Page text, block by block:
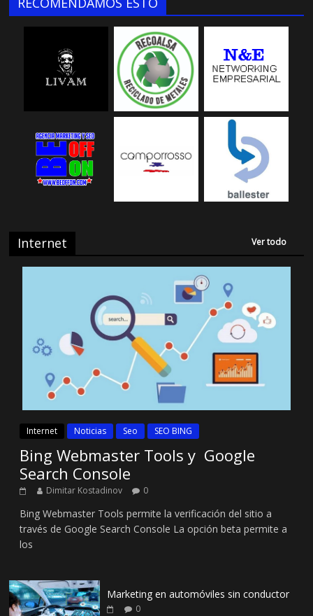
Internet Ver todo
Internet Noticias Seo SEO BING
Bing Webmaster Tools y Google
Search Console
Dimitar Kostadinov 0
Bing Webmaster Tools permite la verificación del sitio a
través de Google Search Console La opción beta permite a
los
Marketing en automóviles sin conductor
0